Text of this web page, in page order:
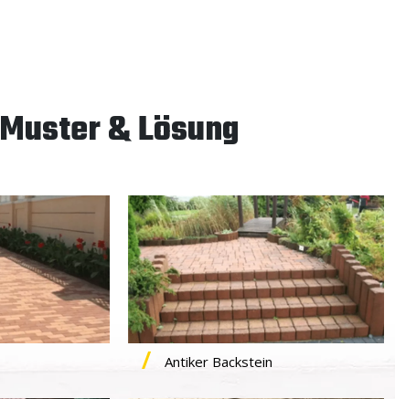
Muster & Lösung
Antiker Backstein